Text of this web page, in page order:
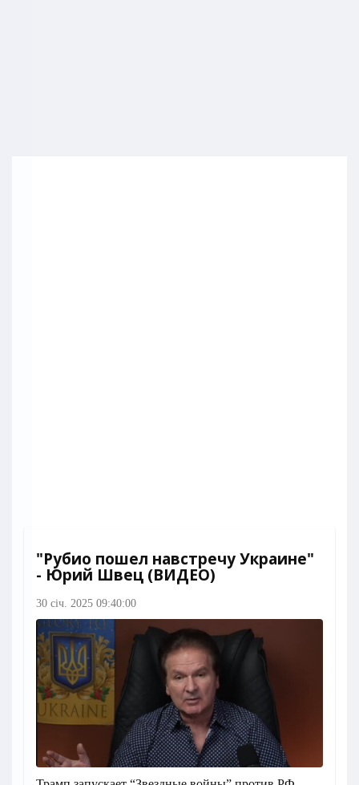
"Рубио пошел навстречу Украине"
- Юрий Швец (ВИДЕО)
30 січ. 2025 09:40:00